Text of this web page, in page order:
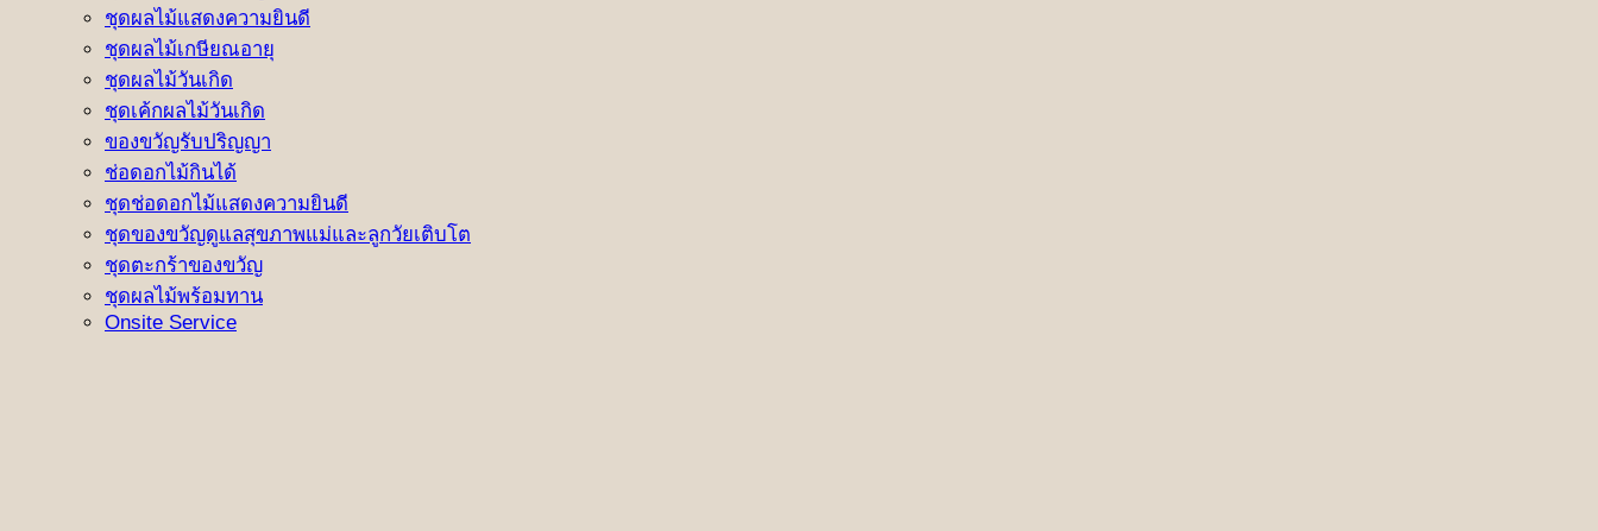
ชุดผลไม้แสดงความยินดี
ชุดผลไม้เกษียณอายุ
ชุดผลไม้วันเกิด
ชุดเค้กผลไม้วันเกิด
ของขวัญรับปริญญา
ช่อดอกไม้กินได้
ชุดช่อดอกไม้แสดงความยินดี
ชุดของขวัญดูแลสุขภาพแม่และลูกวัยเติบโต
ชุดตะกร้าของขวัญ
ชุดผลไม้พร้อมทาน
Onsite Service